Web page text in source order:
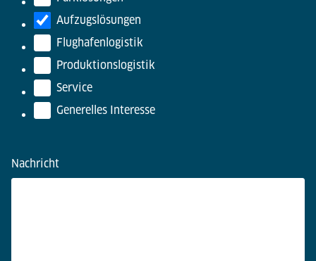
Aufzugslösungen
Flughafenlogistik
Produktionslogistik
Service
Generelles Interesse
Nachricht